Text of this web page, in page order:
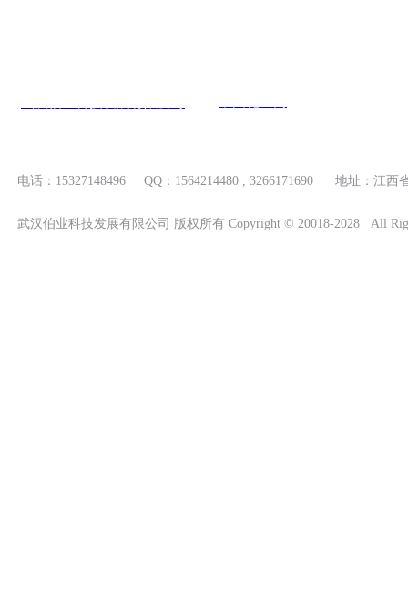
电话：15327148496 QQ： 1564214480 , 3266171690 地址：江西
武汉伯业科技发展有限公司 版权所有 Copyright © 20018-2028 All